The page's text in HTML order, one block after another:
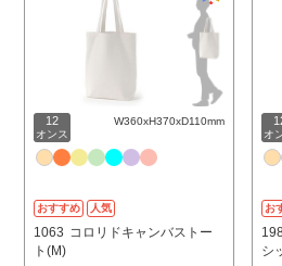
12
オンス
W360xH370xD110mm
おすすめ 人気
1063 コロリドキャンバストー
ト(M)
オ
お
シ